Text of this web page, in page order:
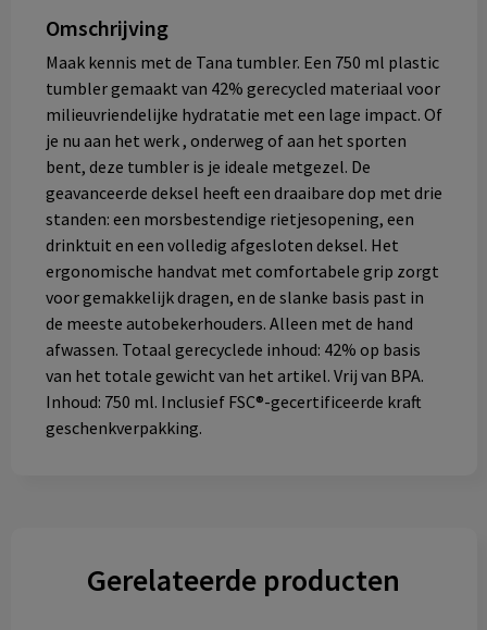
Omschrijving
Maak kennis met de Tana tumbler. Een 750 ml plastic
tumbler gemaakt van 42% gerecycled materiaal voor
milieuvriendelijke hydratatie met een lage impact. Of
je nu aan het werk , onderweg of aan het sporten
bent, deze tumbler is je ideale metgezel. De
geavanceerde deksel heeft een draaibare dop met drie
standen: een morsbestendige rietjesopening, een
drinktuit en een volledig afgesloten deksel. Het
ergonomische handvat met comfortabele grip zorgt
voor gemakkelijk dragen, en de slanke basis past in
de meeste autobekerhouders. Alleen met de hand
afwassen. Totaal gerecyclede inhoud: 42% op basis
van het totale gewicht van het artikel. Vrij van BPA.
Inhoud: 750 ml. Inclusief FSC®-gecertificeerde kraft
geschenkverpakking.
Gerelateerde producten